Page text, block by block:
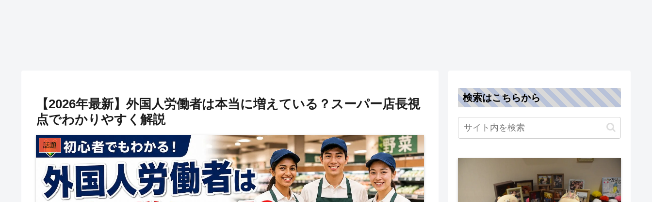
【2026年最新】外国人労働者は本当に増えている？スーパー店長視
点でわかりやすく解説
話題
検索はこちらから